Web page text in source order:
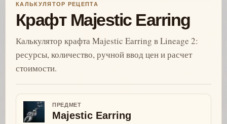
КАЛЬКУЛЯТОР РЕЦЕПТА
Крафт Majestic Earring
Калькулятор крафта Majestic Earring в Lineage 2:
ресурсы, количество, ручной ввод цен и расчет
стоимости.
ПРЕДМЕТ
Majestic Earring